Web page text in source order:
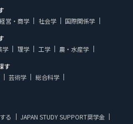
営・商学 社会学
国際関係学
学 理学 工学
農・水産学
す
芸術学 総合科学
る JAPAN STUDY SUPPORT奨学金